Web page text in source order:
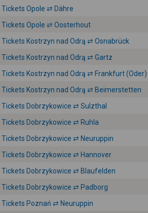
Tickets Opole ⇄ Dähre
Tickets Opole ⇄ Oosterhout
Tickets Kostrzyn nad Odrą ⇄ Osnabrück
Tickets Kostrzyn nad Odrą ⇄ Gartz
Tickets Kostrzyn nad Odrą ⇄ Frankfurt (Oder)
Tickets Kostrzyn nad Odrą ⇄ Beimerstetten
Tickets Dobrzykowice ⇄ Sulzthal
Tickets Dobrzykowice ⇄ Ruhla
Tickets Dobrzykowice ⇄ Neuruppin
Tickets Dobrzykowice ⇄ Hannover
Tickets Dobrzykowice ⇄ Blaufelden
Tickets Dobrzykowice ⇄ Padborg
Tickets Poznań ⇄ Neuruppin